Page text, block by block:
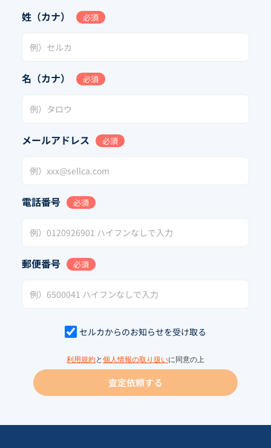
姓（カナ） 必須
名（カナ） 必須
メールアドレス 必須
電話番号 必須
郵便番号 必須
セルカからのお知らせを受け取る
利用規約と 個人情報の取り扱いに同意の上
査定依頼する